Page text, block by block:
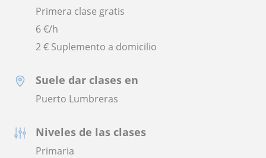
Primera clase gratis
6€/h
2 € Suplemento a domicilio
Suele dar clases en
Puerto Lumbreras
Niveles de las clases
Primaria